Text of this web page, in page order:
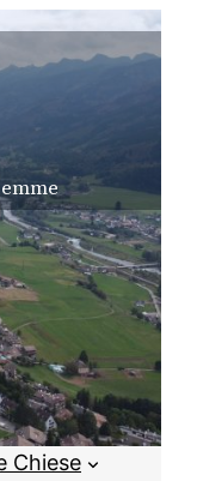
Chiese